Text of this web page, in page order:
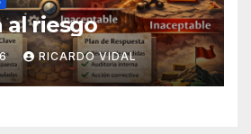
al riesgo
RICARDO VIDAL